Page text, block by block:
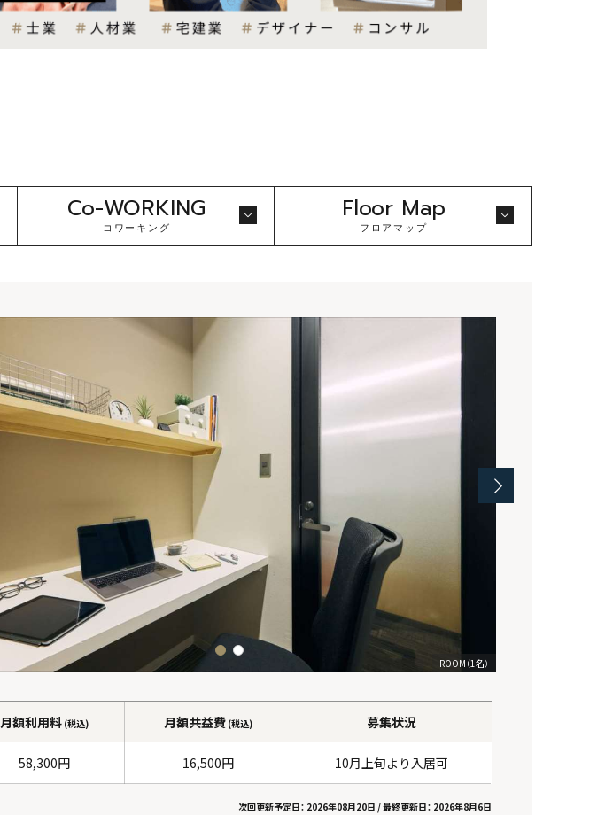
Co-WORKING
コワーキング
Floor Map
フロアマップ
ROOM（3名）
ROOM（1名）
月額利用料(税込) 月額共益費(税込) 募集状況
58,300円 16,500円 10月上旬より入居可
次回更新予定日： 2026年08月20日 /最終更新日： 2026年8月6日